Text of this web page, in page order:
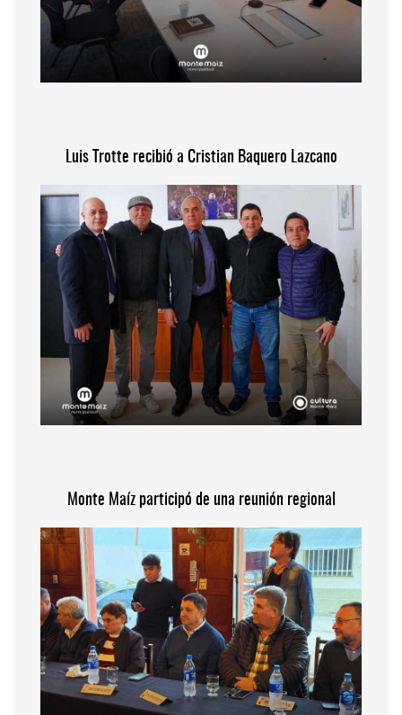
Luis Trotte recibió a Cristian Baquero Lazcano
Monte Maíz participó de una reunión regional